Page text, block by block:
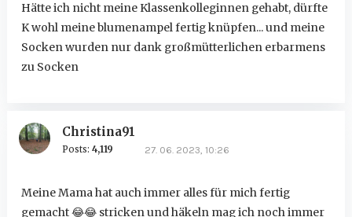
Hätte ich nicht meine Klassenkolleginnen gehabt, dürfte
K wohl meine blumenampel fertig knüpfen... und meine
Socken wurden nur dank großmütterlichen erbarmens
zu Socken
Christina91
Posts: 4,119 27. 06. 2023, 10:26
Meine Mama hat auch immer alles für mich fertig
gemacht😂😂stricken und häkeln mag ich noch immer